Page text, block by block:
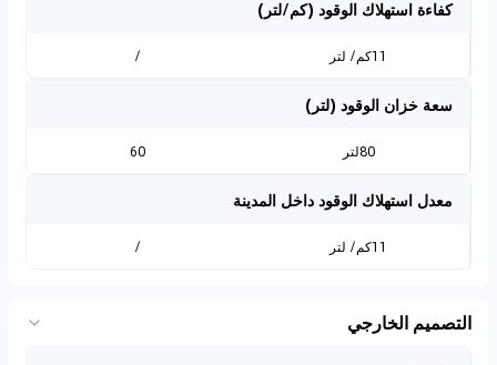
كفاءة استهلاك الوقود (كم/لتر)
11كم/ لتر /
سعة خزان الوقود (لتر)
80لتر 60
معدل استهلاك الوقود داخل المدينة
11كم/ لتر /
التصميم الخارجي